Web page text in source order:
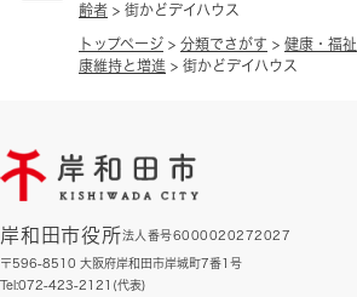
齢者 > 街かどデイハウス
トップページ > 分類でさがす > 健康・福祉
康維持と増進 > 街かどデイハウス
岸和田市役所法人番号6000020272027
〒596-8510 大阪府岸和田市岸城町7番1号
Tel:072-423-2121(代表)